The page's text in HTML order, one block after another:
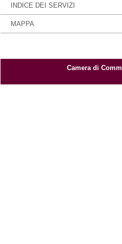
INDICE DEI SERVIZI
MAPPA
Camera di